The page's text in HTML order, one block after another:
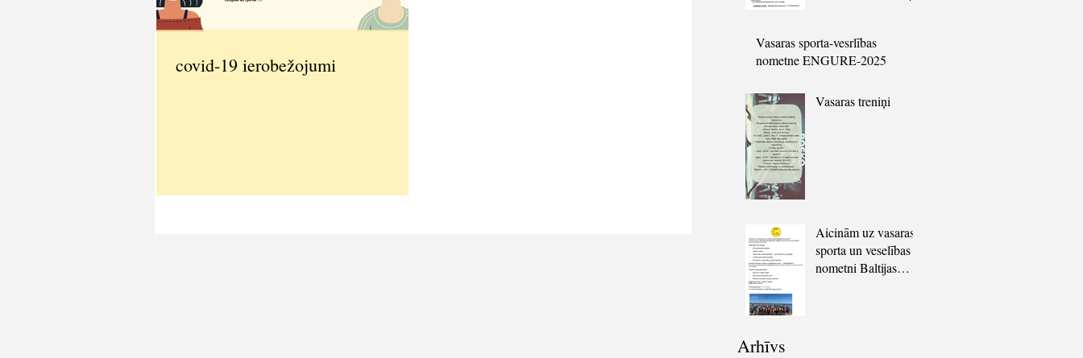
covid-19 ierobežojumi
Vasaras sporta-vesrlības
nometne ENGURE-2025
Vasaras treniņi
Aicinām uz vasaras
sporta un veselības
nometni Baltijas
Arhīvs